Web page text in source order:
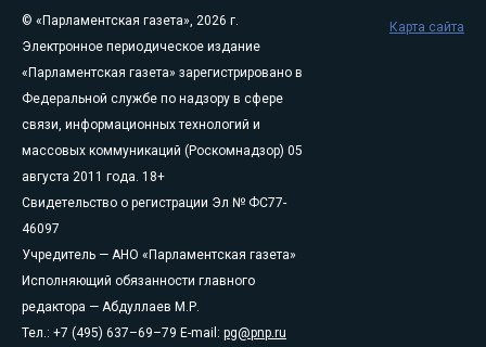
© «Парламентская газета», 2026 г.
Электронное периодическое издание
«Парламентская газета» зарегистрировано в
Федеральной службе по надзору в сфере
связи, информационных технологий и
массовых коммуникаций (Роскомнадзор) 05
августа 2011 года. 18+
Свидетельство о регистрации Эл № ФС77-
46097
Учредитель — АНО «Парламентская газета»
Исполняющий обязанности главного
редактора — Абдуллаев М.Р.
Тел.: +7 (495) 637–69–79 E-mail: pg@pnp.ru
Карта сайта